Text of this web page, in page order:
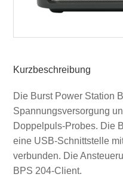
Kurzbeschreibung
Die Burst Power Station
Spannungsversorgung
Doppelpuls-Probes. Die
eine USB-Schnittstelle
verbunden. Die
BPS 204-Client.